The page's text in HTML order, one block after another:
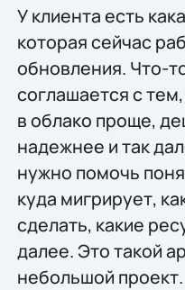
У клиента есть
которая сейчас
обновления. Что-
соглашается с
в облако проще,
надежнее и так
нужно помочь
куда мигрирует,
сделать, какие
далее. Это такой
небольшой проект.